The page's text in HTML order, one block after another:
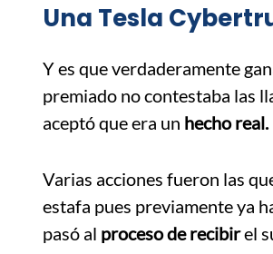
Una Tesla
Y es que verdaderamente
premiado no contestaba las
aceptó que era un hecho real.
Varias acciones fueron las
estafa pues previamente ya
pasó al proceso de recibirel